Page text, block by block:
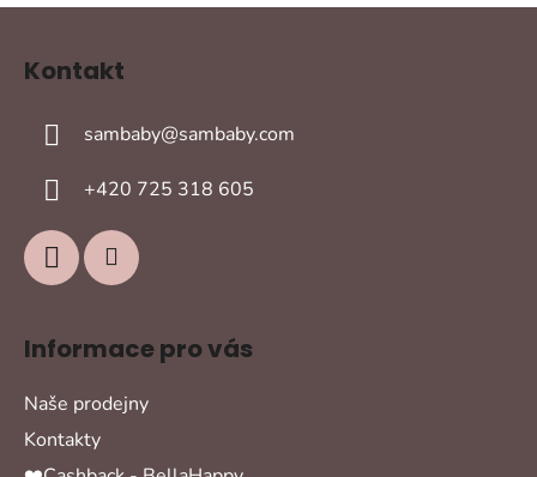
Kontakt
sambaby@sambaby.com
+420 725 318 605
Informace pro vás
Naše prodejny
Kontakty